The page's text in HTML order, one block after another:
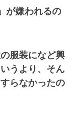
が嫌われるの
服装になど興
うより、そん
らなかったの